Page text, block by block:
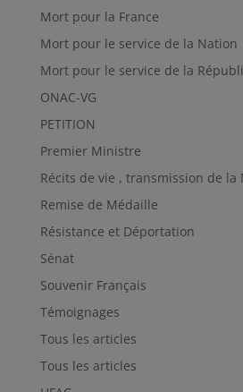
Mort pour la France
Mort pour le service de la Nation
Mort pour le service de la
ONAC-VG
PETITION
Premier Ministre
Récits de vie , transmission de la
Remise de Médaille
Résistance et Déportation
Sénat
Souvenir Français
Témoignages
Tous les articles
Tous les articles